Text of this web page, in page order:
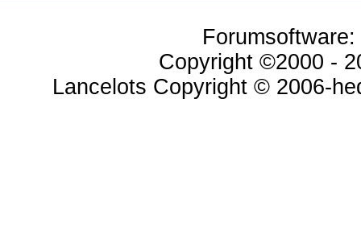
Copyright ©2000 -
Lancelots Copyright © 2006-